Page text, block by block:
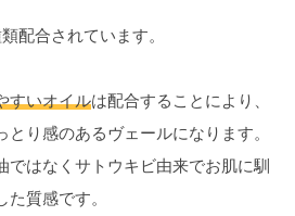
配合されています。
すいオイルは配合することにより、
とり感のあるヴェールになります。
ではなくサトウキビ由来でお肌に馴
質感です。